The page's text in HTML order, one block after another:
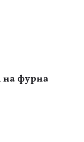
на фурна